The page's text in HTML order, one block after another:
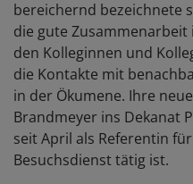
bereichernd bezeichnete
die gute
den Kolleginnen und
die Kontakte mit
in der Ökumene. Ihre
Brandmeyer ins Dekanat
seit April als Referentin
Besuchsdienst tätig ist.